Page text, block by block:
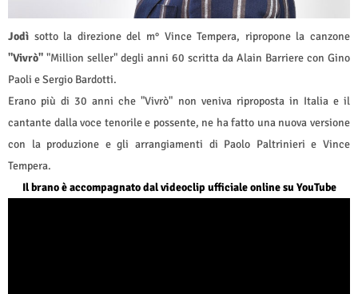
Jodì sotto la direzione del m° Vince Tempera, ripropone la canzone
"Vivrò" "Million seller" degli anni 60 scritta da Alain Barriere con Gino
Paoli e Sergio Bardotti.
Erano più di 30 anni che "Vivrò" non veniva riproposta in Italia e il
cantante dalla voce tenorile e possente, ne ha fatto una nuova versione
con la produzione e gli arrangiamenti di Paolo Paltrinieri e Vince
Tempera.
Il brano è accompagnato dal videoclip ufficiale online su YouTube